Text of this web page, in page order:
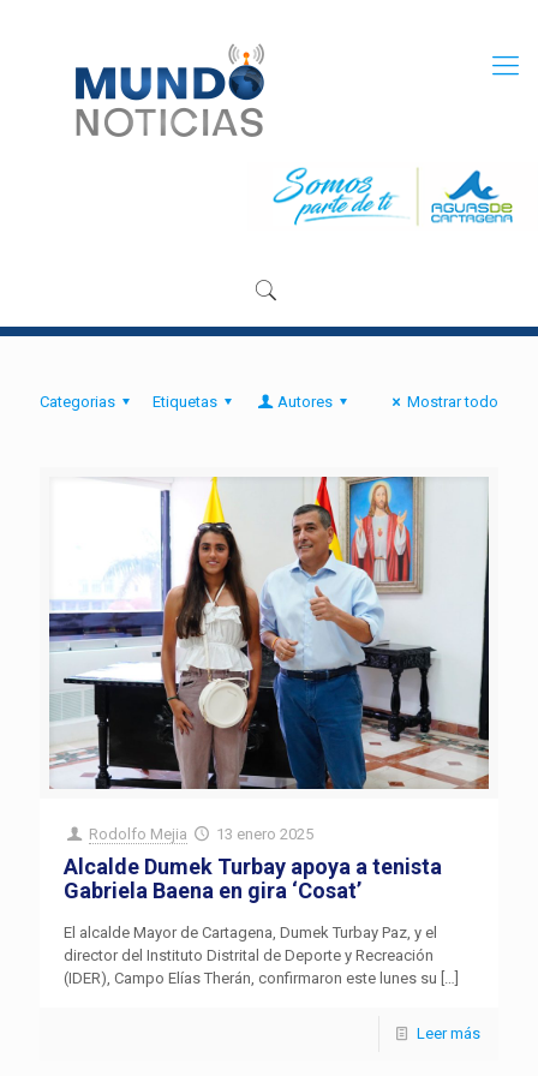
Categorias Etiquetas Autores Mostrar todo
Rodolfo Mejia 13 enero 2025
Alcalde Dumek Turbay apoya a tenista
Gabriela Baena en gira ‘Cosat’
El alcalde Mayor de Cartagena, Dumek Turbay Paz, y el
director del Instituto Distrital de Deporte y Recreación
(IDER), Campo Elías Therán, confirmaron este lunes su
Leer más